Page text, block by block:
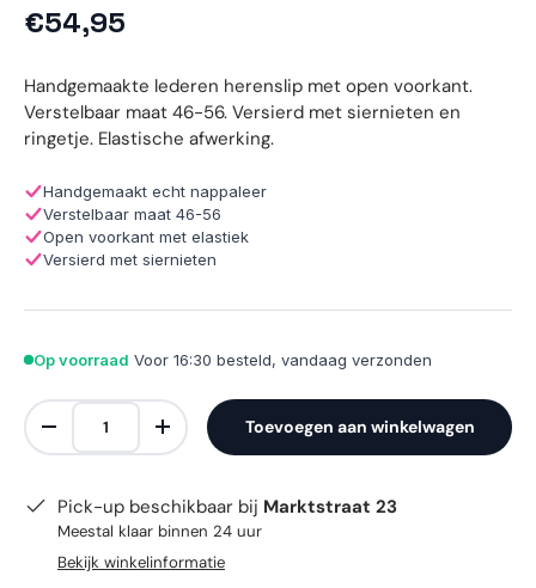
Reguliere prijs
€54,95
Handgemaakte lederen herenslip met open voorkant.
Verstelbaar maat 46-56. Versierd met siernieten en
ringetje. Elastische afwerking.
Handgemaakt echt nappaleer
Verstelbaar maat 46-56
Open voorkant met elastiek
Versierd met siernieten
Op voorraad Voor 16:30 besteld, vandaag verzonden
Aantal
Verlaag de hoeveelheidVerhoog de hoeveelheid
Toevoegen aan winkelwagen
Pick-up beschikbaar bij Marktstraat 23
Meestal klaar binnen 24 uur
Bekijk winkelinformatie